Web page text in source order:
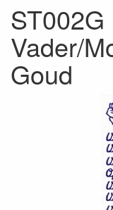
ST002G
Vader/
Goud